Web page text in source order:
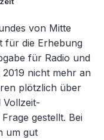
von Mitte
für die Erhebung
für Radio und
nicht mehr an
plötzlich über
Vollzeit-
gestellt. Bei
um gut